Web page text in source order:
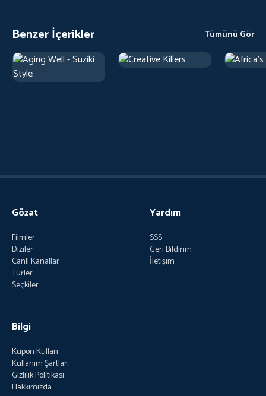
Benzer İçerikler Tümünü Gör
Gözat
Filmler
Diziler
Canlı Kanallar
Türler
Seçkiler
Yardım
SSS
Geri Bildirim
İletişim
Bilgi
Kupon Kullan
Kullanım Şartları
Gizlilik Politikası
Hakkımızda